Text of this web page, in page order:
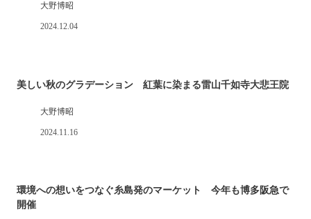
大野博昭
2024.12.04
美しい秋のグラデーション 紅葉に染まる雷山千如寺大悲王院
大野博昭
2024.11.16
環境への想いをつなぐ糸島発のマーケット 今年も博多阪急で
開催